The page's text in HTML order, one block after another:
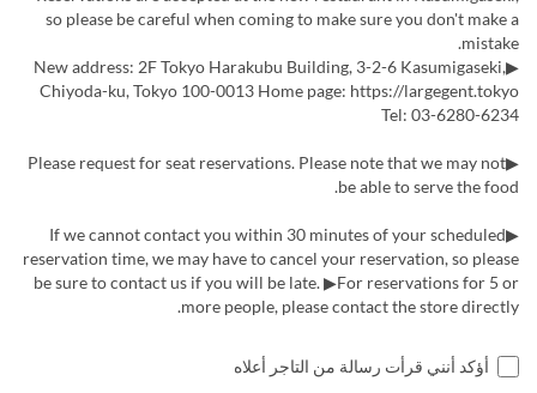
so please be careful when coming to make sure you don't make a
mistake.
▶New address: 2F Tokyo Harakubu Building, 3-2-6 Kasumigaseki,
Chiyoda-ku, Tokyo 100-0013 Home page: https://largegent.tokyo
Tel: 03-6280-6234
▶Please request for seat reservations. Please note that we may not
be able to serve the food.
▶If we cannot contact you within 30 minutes of your scheduled
reservation time, we may have to cancel your reservation, so please
be sure to contact us if you will be late. ▶For reservations for 5 or
more people, please contact the store directly.
أؤكد أنني قرأت رسالة من التاجر أعلاه